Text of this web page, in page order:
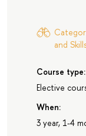
and
Course type:
Elective
When:
3 year, 1-4